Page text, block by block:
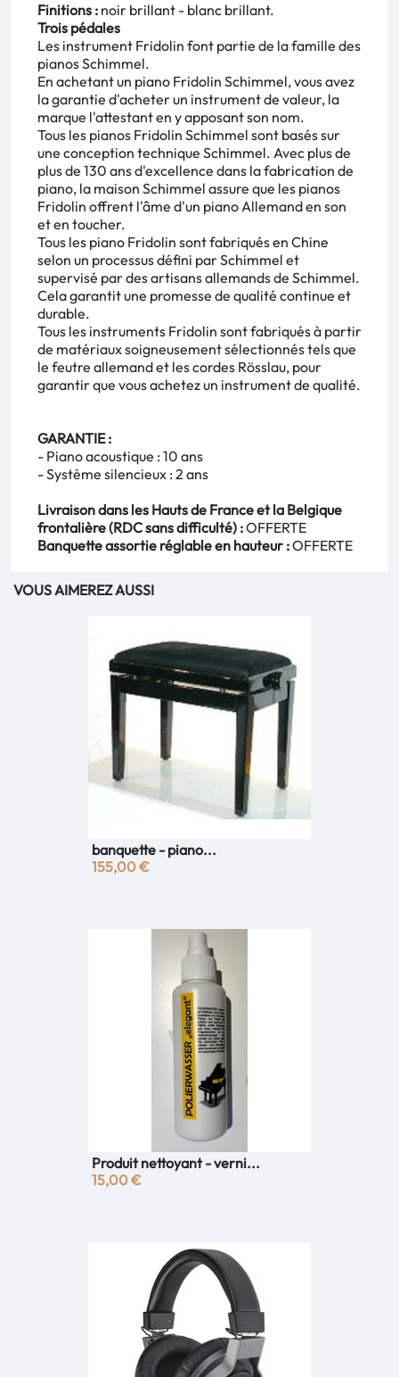
Finitions : noir brillant - blanc brillant.
Trois pédales
Les instrument Fridolin font partie de la famille des
pianos Schimmel.
En achetant un piano Fridolin Schimmel, vous avez
la garantie d'acheter un instrument de valeur, la
marque l'attestant en y apposant son nom.
Tous les pianos Fridolin Schimmel sont basés sur
une conception technique Schimmel. Avec plus de
plus de 130 ans d'excellence dans la fabrication de
piano, la maison Schimmel assure que les pianos
Fridolin offrent l'âme d'un piano Allemand en son
et en toucher.
Tous les piano Fridolin sont fabriqués en Chine
selon un processus défini par Schimmel et
supervisé par des artisans allemands de Schimmel.
Cela garantit une promesse de qualité continue et
durable.
Tous les instruments Fridolin sont fabriqués à partir
de matériaux soigneusement sélectionnés tels que
le feutre allemand et les cordes Rösslau, pour
garantir que vous achetez un instrument de qualité.
GARANTIE :
- Piano acoustique : 10 ans
- Système silencieux : 2 ans
Livraison dans les Hauts de France et la Belgique
frontalière (RDC sans difficulté) :OFFERTE
Banquette assortie réglable en hauteur :OFFERTE
VOUS AIMEREZ AUSSI
banquette - piano...
155,00 €
Produit nettoyant - verni...
15,00 €